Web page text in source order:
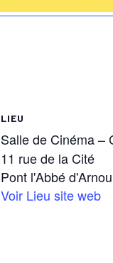
LIEU
Salle de Cinéma –
11 rue de la Cité
Pont l'Abbé
Voir Lieu site web